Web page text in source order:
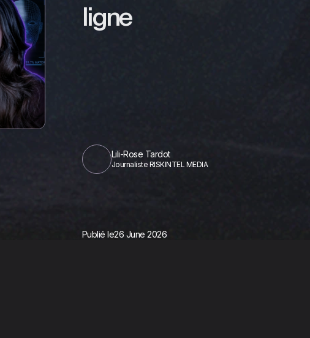
ligne
Lili-Rose Tardot
Journaliste RISKINTEL MEDIA
Publié le26 June 2026